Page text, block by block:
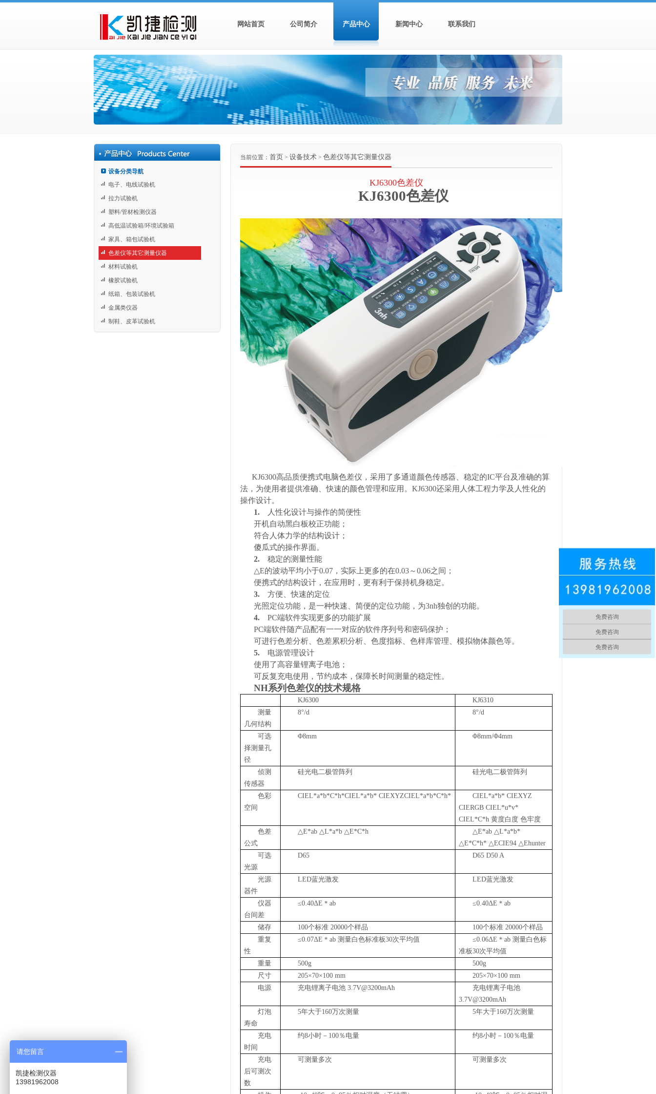
网站首页 公司简介 产品中心 新闻中心 联系我们
设备分类导航
电子、电线试验机
拉力试验机
塑料/管材检测仪器
高低温试验箱/环境试验箱
家具、箱包试验机
色差仪等其它测量仪器
材料试验机
橡胶试验机
纸箱、包装试验机
金属类仪器
制鞋、皮革试验机
当前位置： 首页 > 设备技术 > 色差仪等其它测量仪器
KJ6300色差仪
KJ6300色差仪
KJ6300高品质便携式电脑色差仪，采用了多通道颜色传感器、稳定的IC平台及准确的算
法，为使用者提供准确、快速的颜色管理和应用。KJ6300还采用人体工程力学及人性化的
操作设计。
1.
人性化设计与操作的简便性
开机自动黑白板校正功能；
符合人体力学的结构设计；
傻瓜式的操作界面。
2.
稳定的测量性能
△E的波动平均小于0.07 ，实际上更多的在0.03～0.06之间；
便携式的结构设计，在应用时，更有利于保持机身稳定。
3. 方便、快速的定位
光照定位功能，是一种快速、简便的定位功能，为3nh独创的功能。
4.
PC端软件实现更多的功能扩展
PC端软件随产品配有一一对应的软件序列号和密码保护；
可进行色差分析、色差累积分析、色度指标、色样库管理、模拟物体颜色等。
5.
电源管理设计
使用了高容量锂离子电池；
可反复充电使用，节约成本， 保障长时间测量的稳定性。
NH系列色差仪的技术规格
KJ6300
KJ6310
测量
几何结构
8°/d 8°/d
可选
择测量孔
径
Φ8mm Φ8mm/Φ4mm
侦测
传感器
硅光电二极管阵列 硅光电二极管阵列
色彩
空间
CIEL*a*b*C*h*CIEL*a*b* CIEXYZCIEL*a*b*C*h*
CIEL*a*b* CIEXYZ
CIERGB CIEL*u*v*
CIEL*C*h黄度白度 色牢度
色差
公式
△E*ab △L*a*b △E*C*h △E*ab △L*a*b*
△E*C*h* △ECIE94 △Ehunter
可选
光源
D65 D65 D50 A
光源
器件
LED蓝光激发 LED蓝光激发
仪器
台间差
≤0.40ΔE ＊ab ≤0.40ΔE ＊ab
储存 100个标准 20000个样品 100个标准 20000个样品
重复
性
≤0.07ΔE ＊ab测量白色标准板30次平均值 ≤0.06ΔE ＊ab测量白色标
准板30次平均值
重量
500g
500g
尺寸
205×70×100 mm 205×70×100 mm
电源
充电锂离子电池 3.7V@3200mAh
充电锂离子电池
3.7V@3200mAh
灯泡
寿命
5年大于160万次测量 5年大于160万次测量
充电
时间
约8小时－ 100％电量 约8小时－ 100％电量
充电
后可测次
数
可测量多次 可测量多次
免费咨询
免费咨询
免费咨询
请您留言
凯捷检测仪器
13981962008